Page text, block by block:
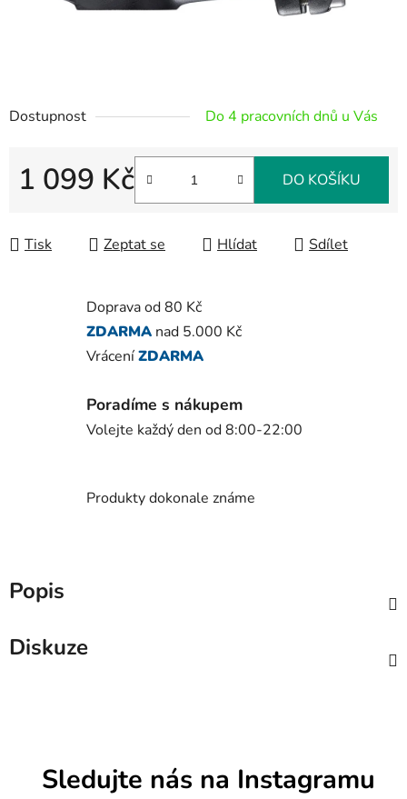
Dostupnost Do 4 pracovních dnů u Vás
1 099 Kč DO KOŠÍKU
Tisk Zeptat se Hlídat Sdílet
Doprava od 80 Kč
ZDARMA nad 5.000 Kč
VráceníZDARMA
Poradíme s nákupem
Volejte každý den od 8:00-22:00
Produkty dokonale známe
Popis
Diskuze
Sledujte nás na Instagramu